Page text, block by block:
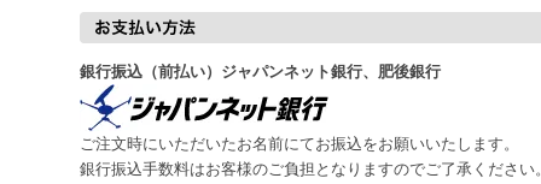
銀行振込（前払い）ジャパンネット銀行、肥後銀行
ご注文時にいただいたお名前にてお振込をお願いいたします。
銀行振込手数料はお客様のご負担となりますのでご了承ください